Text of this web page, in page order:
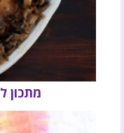
מתכון